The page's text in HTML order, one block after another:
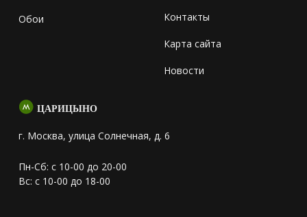
Обои Контакты
Карта сайта
Новости
ЦАРИЦЫНО
г. Москва, улица Солнечная, д. 6
Пн-Сб: с 10-00 до 20-00
Вс: с 10-00 до 18-00